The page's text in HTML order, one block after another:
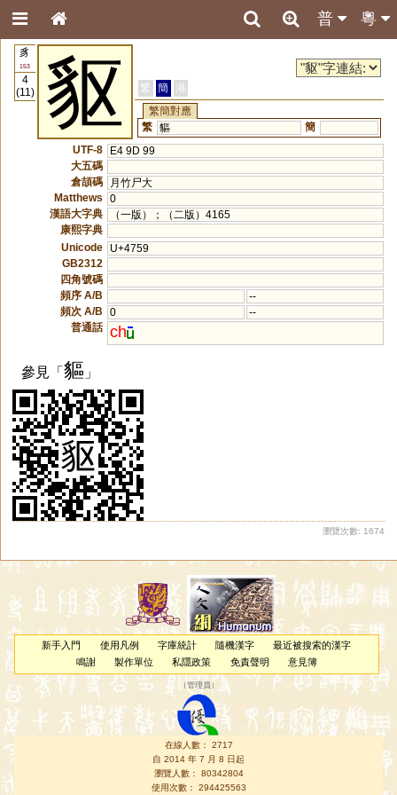
粵
普
豸
153
4
(11)
䝙 繁 簡
港
繁簡對應
繁 貙
簡
UTF-8
E4 9D 99
大五碼
倉頡碼
月竹尸大
Matthews
0
漢語大字典
（一版）；（二版）4165
康熙字典
Unicode
U+4759
GB2312
四角號碼
頻序 A/B
--
頻次 A/B
0
--
普通話 ch
參見「貙 」
瀏覽次數: 1674
新手入門 使用凡例 字庫統計 隨機漢字
最近被搜索的漢字
鳴謝
製作單位 私隱政策 免責聲明 意見簿
（管理員 ）
在線人數： 2717
自 2014 年 7 月 8 日起
瀏覽人數： 80342804
使用次數： 294425563